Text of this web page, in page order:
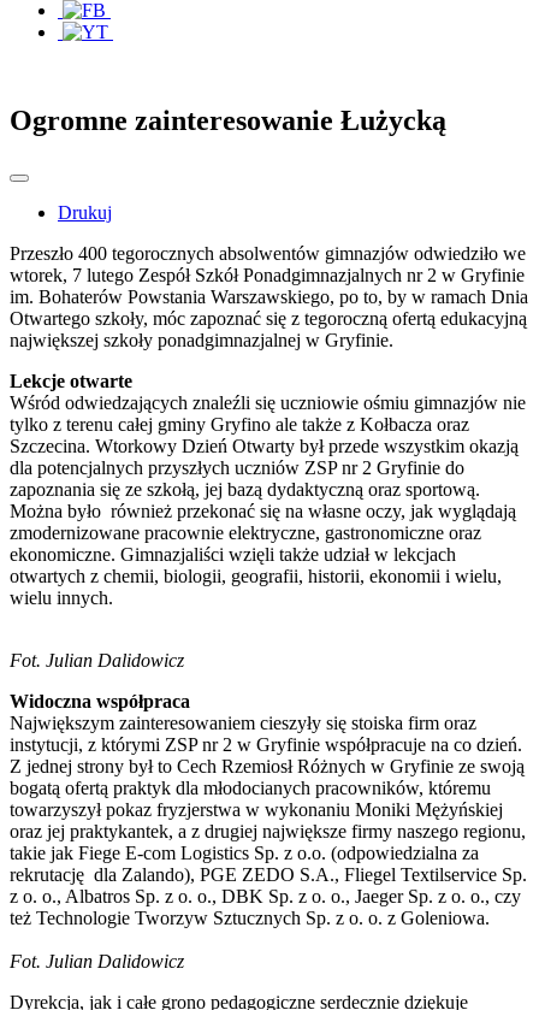
Ogromne zainteresowanie Łużycką
Drukuj
Przeszło 400 tegorocznych absolwentów gimnazjów odwiedziło we
wtorek, 7 lutego Zespół Szkół Ponadgimnazjalnych nr 2 w Gryfinie
im. Bohaterów Powstania Warszawskiego, po to, by w ramach Dnia
Otwartego szkoły, móc zapoznać się z tegoroczną ofertą edukacyjną
największej szkoły ponadgimnazjalnej w Gryfinie.
Lekcje otwarte
Wśród odwiedzających znaleźli się uczniowie ośmiu gimnazjów nie
tylko z terenu całej gminy Gryfino ale także z Kołbacza oraz
Szczecina. Wtorkowy Dzień Otwarty był przede wszystkim okazją
dla potencjalnych przyszłych uczniów ZSP nr 2 Gryfinie do
zapoznania się ze szkołą, jej bazą dydaktyczną oraz sportową.
Można było również przekonać się na własne oczy, jak wyglądają
zmodernizowane pracownie elektryczne, gastronomiczne oraz
ekonomiczne. Gimnazjaliści wzięli także udział w lekcjach
otwartych z chemii, biologii, geografii, historii, ekonomii i wielu,
wielu innych.
Fot. Julian Dalidowicz
Widoczna współpraca
Największym zainteresowaniem cieszyły się stoiska firm oraz
instytucji, z którymi ZSP nr 2 w Gryfinie współpracuje na co dzień.
Z jednej strony był to Cech Rzemiosł Różnych w Gryfinie ze swoją
bogatą ofertą praktyk dla młodocianych pracowników, któremu
towarzyszył pokaz fryzjerstwa w wykonaniu Moniki Mężyńskiej
oraz jej praktykantek, a z drugiej największe firmy naszego regionu,
takie jak Fiege E-com Logistics Sp. z o.o. (odpowiedzialna za
rekrutację dla Zalando), PGE ZEDO S.A., Fliegel Textilservice Sp.
z o. o., Albatros Sp. z o. o., DBK Sp. z o. o., Jaeger Sp. z o. o., czy
też Technologie Tworzyw Sztucznych Sp. z o. o. z Goleniowa.
Fot. Julian Dalidowicz
Dyrekcja, jak i całe grono pedagogiczne serdecznie dziękuje